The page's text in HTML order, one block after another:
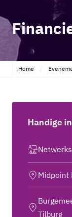
Home
Handige
Midpoint
Tilburg